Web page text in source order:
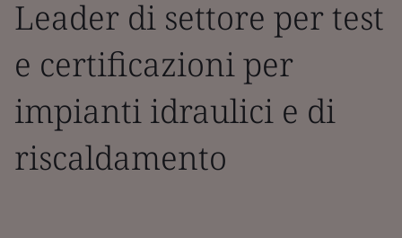
Leader di settore per test
e certificazioni per
impianti idraulici e di
riscaldamento